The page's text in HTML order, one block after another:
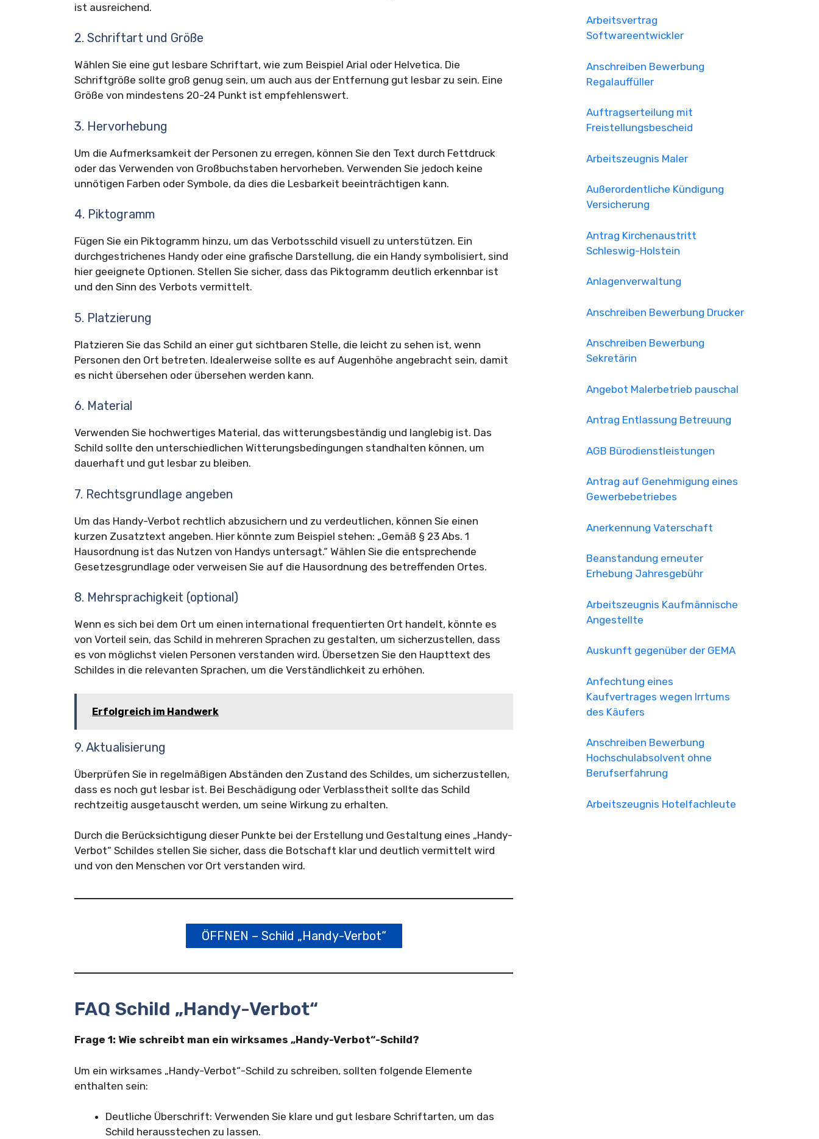
ist ausreichend.
2. Schriftart und Größe
Wählen Sie eine gut lesbare Schriftart, wie zum Beispiel Arial oder Helvetica. Die
Schriftgröße sollte groß genug sein, um auch aus der Entfernung gut lesbar zu sein. Eine
Größe von mindestens 20-24 Punkt ist empfehlenswert.
3. Hervorhebung
Um die Aufmerksamkeit der Personen zu erregen, können Sie den Text durch Fettdruck
oder das Verwenden von Großbuchstaben hervorheben. Verwenden Sie jedoch keine
unnötigen Farben oder Symbole, da dies die Lesbarkeit beeinträchtigen kann.
4. Piktogramm
Fügen Sie ein Piktogramm hinzu, um das Verbotsschild visuell zu unterstützen. Ein
durchgestrichenes Handy oder eine grafische Darstellung, die ein Handy symbolisiert, sind
hier geeignete Optionen. Stellen Sie sicher, dass das Piktogramm deutlich erkennbar ist
und den Sinn des Verbots vermittelt.
5. Platzierung
Platzieren Sie das Schild an einer gut sichtbaren Stelle, die leicht zu sehen ist, wenn
Personen den Ort betreten. Idealerweise sollte es auf Augenhöhe angebracht sein, damit
es nicht übersehen oder übersehen werden kann.
6. Material
Verwenden Sie hochwertiges Material, das witterungsbeständig und langlebig ist. Das
Schild sollte den unterschiedlichen Witterungsbedingungen standhalten können, um
dauerhaft und gut lesbar zu bleiben.
7. Rechtsgrundlage angeben
Um das Handy-Verbot rechtlich abzusichern und zu verdeutlichen, können Sie einen
kurzen Zusatztext angeben. Hier könnte zum Beispiel stehen: „Gemäß § 23 Abs. 1
Hausordnung ist das Nutzen von Handys untersagt.“ Wählen Sie die entsprechende
Gesetzesgrundlage oder verweisen Sie auf die Hausordnung des betreffenden Ortes.
8. Mehrsprachigkeit (optional)
Wenn es sich bei dem Ort um einen international frequentierten Ort handelt, könnte es
von Vorteil sein, das Schild in mehreren Sprachen zu gestalten, um sicherzustellen, dass
es von möglichst vielen Personen verstanden wird. Übersetzen Sie den Haupttext des
Schildes in die relevanten Sprachen, um die Verständlichkeit zu erhöhen.
Erfolgreich im Handwerk
9. Aktualisierung
Überprüfen Sie in regelmäßigen Abständen den Zustand des Schildes, um sicherzustellen,
dass es noch gut lesbar ist. Bei Beschädigung oder Verblasstheit sollte das Schild
rechtzeitig ausgetauscht werden, um seine Wirkung zu erhalten.
Durch die Berücksichtigung dieser Punkte bei der Erstellung und Gestaltung eines „Handy-
Verbot“ Schildes stellen Sie sicher, dass die Botschaft klar und deutlich vermittelt wird
und von den Menschen vor Ort verstanden wird.
ÖFFNEN – Schild „Handy-Verbot“
FAQ Schild „Handy-Verbot“
Frage 1: Wie schreibt man ein wirksames „Handy-Verbot“-Schild?
Um ein wirksames „Handy-Verbot“-Schild zu schreiben, sollten folgende Elemente
enthalten sein:
Deutliche Überschrift: Verwenden Sie klare und gut lesbare Schriftarten, um das
Schild herausstechen zu lassen.
Arbeitsvertrag
Softwareentwickler
Anschreiben Bewerbung
Regalauffüller
Auftragserteilung mit
Freistellungsbescheid
Arbeitszeugnis Maler
Außerordentliche Kündigung
Versicherung
Antrag Kirchenaustritt
Schleswig-Holstein
Anlagenverwaltung
Anschreiben Bewerbung Drucker
Anschreiben Bewerbung
Sekretärin
Angebot Malerbetrieb pauschal
Antrag Entlassung Betreuung
AGB Bürodienstleistungen
Antrag auf Genehmigung eines
Gewerbebetriebes
Anerkennung Vaterschaft
Beanstandung erneuter
Erhebung Jahresgebühr
Arbeitszeugnis Kaufmännische
Angestellte
Auskunft gegenüber der GEMA
Anfechtung eines
Kaufvertrages wegen Irrtums
des Käufers
Anschreiben Bewerbung
Hochschulabsolvent ohne
Berufserfahrung
Arbeitszeugnis Hotelfachleute